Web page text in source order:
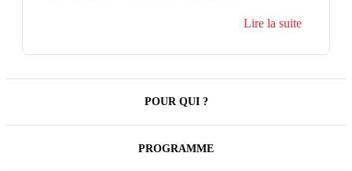
l'évaluation des formations, qu'elles soient
Dans cette formation, vous apprendrez les dernières
stimulantes et personnalisées.
Lire la suite
POUR QUI ?
PROGRAMME